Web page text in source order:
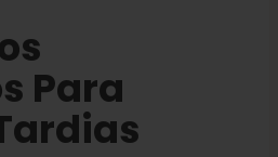
Para